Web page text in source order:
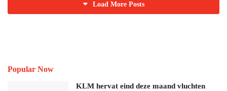
Load More Posts
Popular Now
KLM hervat eind deze maand vluchten